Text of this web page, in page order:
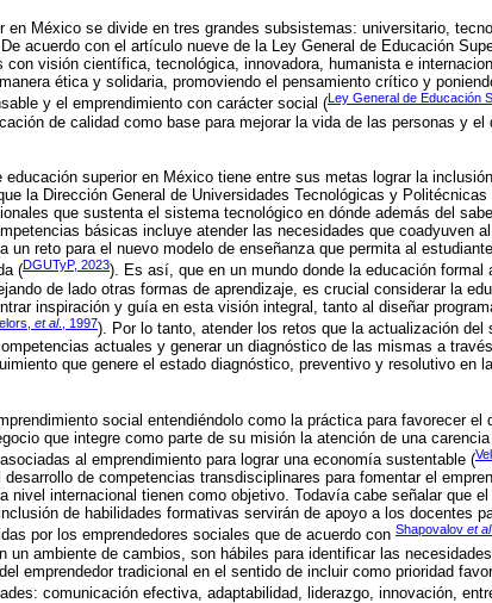
en México se divide en tres grandes subsistemas: universitario,
acuerdo con el artículo nueve de la Ley General de Educación
visión científica, tecnológica, innovadora, humanista e
ética y solidaria, promoviendo el pensamiento crítico y
y el emprendimiento con carácter social (Ley General de Educación
de calidad como base para mejorar la vida de las personas y el
superior en México tiene entre sus metas lograr la
la Dirección General de Universidades Tecnológicas y Politécnicas
que sustenta el sistema tecnológico en dónde además del
básicas incluye atender las necesidades que coadyuven al
un reto para el nuevo modelo de enseñanza que permita al
(DGUTyP, 2023). Es así, que en un mundo donde la educación formal
de lado otras formas de aprendizaje, es crucial considerar la
inspiración y guía en esta visión integral, tanto al diseñar
et al., 1997). Por lo tanto, atender los retos que la actualización del
actuales y generar un diagnóstico de las mismas a
que genere el estado diagnóstico, preventivo y resolutivo en
social entendiéndolo como la práctica para favorecer el
que integre como parte de su misión la atención de una
al emprendimiento para lograr una economía sustentable (
de competencias transdisciplinares para fomentar el
nivel internacional tienen como objetivo. Todavía cabe señalar que
de habilidades formativas servirán de apoyo a los docentes
por los emprendedores sociales que de acuerdo con Shapovalov et al
un ambiente de cambios, son hábiles para identificar las
emprendedor tradicional en el sentido de incluir como prioridad
comunicación efectiva, adaptabilidad, liderazgo, innovación,